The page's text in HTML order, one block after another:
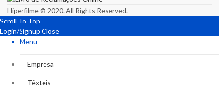
Hiperfilme © 2020. All Rights Reserved.
Scroll To Top
Login/Signup Close
Menu
Empresa
Têxteis